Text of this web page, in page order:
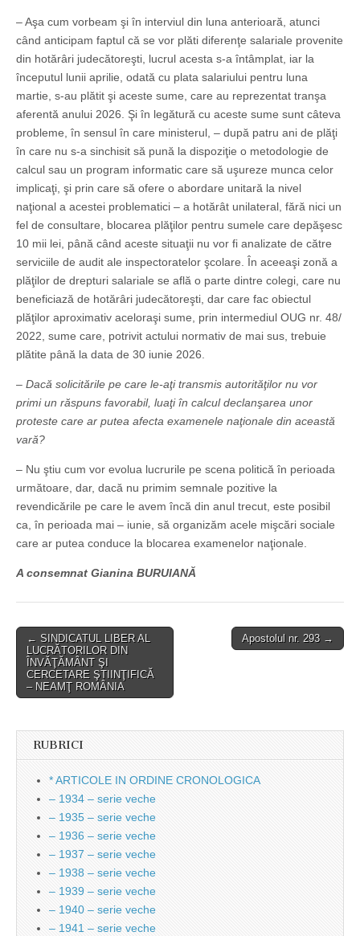
– Aşa cum vorbeam şi în interviul din luna anterioară, atunci
când anticipam faptul că se vor plăti diferenţe salariale provenite
din hotărâri judecătoreşti, lucrul acesta s-a întâmplat, iar la
începutul lunii aprilie, odată cu plata salariului pentru luna
martie, s-au plătit şi aceste sume, care au reprezentat tranşa
aferentă anului 2026. Şi în legătură cu aceste sume sunt câteva
probleme, în sensul în care ministerul, – după patru ani de plăţi
în care nu s-a sinchisit să pună la dispoziţie o metodologie de
calcul sau un program informatic care să uşureze munca celor
implicaţi, şi prin care să ofere o abordare unitară la nivel
naţional a acestei problematici – a hotărât unilateral, fără nici un
fel de consultare, blocarea plăţilor pentru sumele care depăşesc
10 mii lei, până când aceste situaţii nu vor fi analizate de către
serviciile de audit ale inspectoratelor şcolare. În aceeaşi zonă a
plăţilor de drepturi salariale se află o parte dintre colegi, care nu
beneficiază de hotărâri judecătoreşti, dar care fac obiectul
plăţilor aproximativ aceloraşi sume, prin intermediul OUG nr. 48/
2022, sume care, potrivit actului normativ de mai sus, trebuie
plătite până la data de 30 iunie 2026.
– Dacă solicitările pe care le-aţi transmis autorităţilor nu vor
primi un răspuns favorabil, luaţi în calcul declanşarea unor
proteste care ar putea afecta examenele naţionale din această
vară?
– Nu ştiu cum vor evolua lucrurile pe scena politică în perioada
următoare, dar, dacă nu primim semnale pozitive la
revendicările pe care le avem încă din anul trecut, este posibil
ca, în perioada mai – iunie, să organizăm acele mişcări sociale
care ar putea conduce la blocarea examenelor naţionale.
A consemnat Gianina BURUIANĂ
Post
navigation
← SINDICATUL LIBER AL
LUCRĂTORILOR DIN
ÎNVĂŢĂMÂNT ŞI
CERCETARE ŞTIINŢIFICĂ
– NEAMŢ ROMÂNIA
Apostolul nr. 293 →
RUBRICI
* ARTICOLE IN ORDINE CRONOLOGICA
– 1934 – serie veche
– 1935 – serie veche
– 1936 – serie veche
– 1937 – serie veche
– 1938 – serie veche
– 1939 – serie veche
– 1940 – serie veche
– 1941 – serie veche